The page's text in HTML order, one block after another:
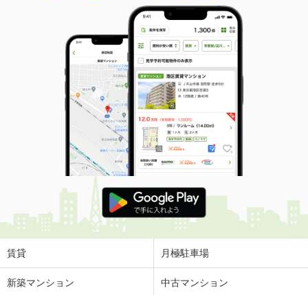
賃貸 月極駐車場
新築マンション 中古マンション